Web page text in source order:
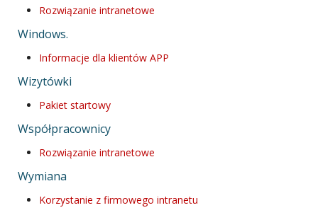
Rozwiązanie intranetowe
Windows.
Informacje dla klientów APP
Wizytówki
Pakiet startowy
Współpracownicy
Rozwiązanie intranetowe
Wymiana
Korzystanie z firmowego intranetu